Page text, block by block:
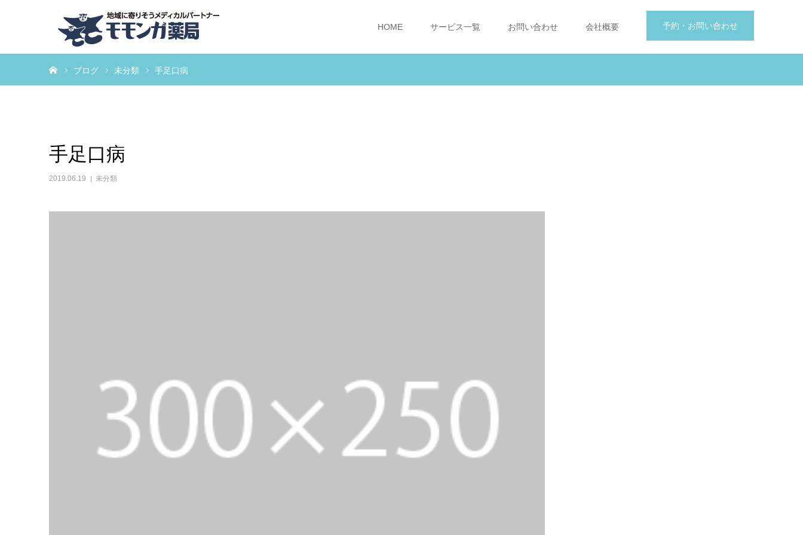
予約・お問い合わせ
HOME サービス一覧 お問い合わせ 会社概要
ブログ 未分類 手足口病
手足口病
2019.06.19 未分類